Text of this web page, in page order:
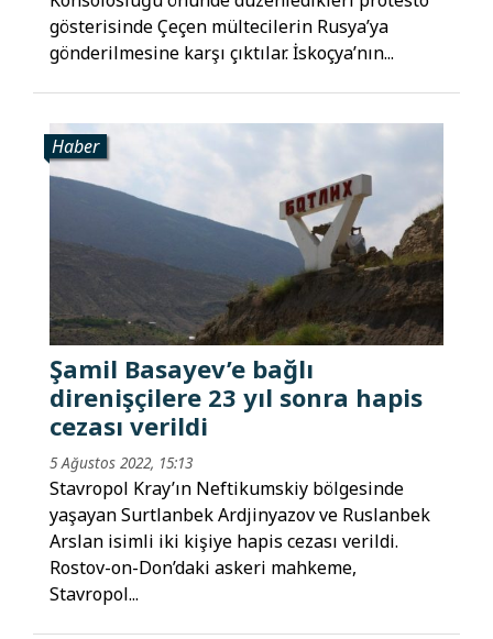
gösterisinde Çeçen mültecilerin Rusya’ya
gönderilmesine karşı çıktılar. İskoçya’nın...
Haber
Şamil Basayev’e bağlı
direnişçilere 23 yıl sonra hapis
cezası verildi
5 Ağustos 2022, 15:13
Stavropol Kray’ın Neftikumskiy bölgesinde
yaşayan Surtlanbek Ardjinyazov ve Ruslanbek
Arslan isimli iki kişiye hapis cezası verildi.
Rostov-on-Don’daki askeri mahkeme,
Stavropol...